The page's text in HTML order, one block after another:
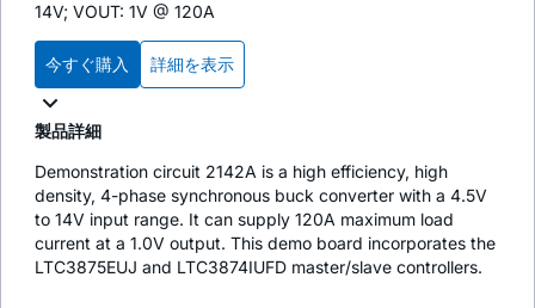
14V; VOUT: 1V @ 120A
今すぐ購入 詳細を表示
製品詳細
Demonstration circuit 2142A is a high efficiency, high
density, 4-phase synchronous buck converter with a 4.5V
to 14V input range. It can supply 120A maximum load
current at a 1.0V output. This demo board incorporates the
LTC3875EUJ and LTC3874IUFD master/slave controllers.